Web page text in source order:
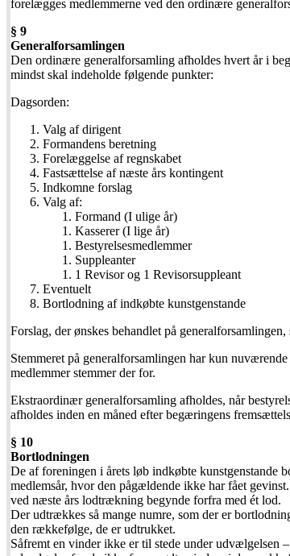
forelægges medlemmerne ved den ordinære
§ 9
Generalforsamlingen
Den ordinære generalforsamling afholdes hvert år i
mindst skal indeholde følgende punkter:
Dagsorden:
Valg af dirigent
Formandens beretning
Forelæggelse af regnskabet
Fastsættelse af næste års kontingent
Indkomne forslag
Valg af:
Formand (I ulige år)
Kasserer (I lige år)
Bestyrelsesmedlemmer
Suppleanter
1 Revisor og 1 Revisorsuppleant
Eventuelt
Bortlodning af indkøbte kunstgenstande
Forslag, der ønskes behandlet på
Stemmeret på generalforsamlingen har kun
medlemmer stemmer der for.
Ekstraordinær generalforsamling afholdes, når
afholdes inden en måned efter begæringens
§ 10
Bortlodningen
De af foreningen i årets løb indkøbte kunstgenstande
medlemsår, hvor den pågældende ikke har fået
ved næste års lodtrækning begynde forfra med ét lod.
Der udtrækkes så mange numre, som der er
den rækkefølge, de er udtrukket.
Såfremt en vinder ikke er til stede under udvælgelsen